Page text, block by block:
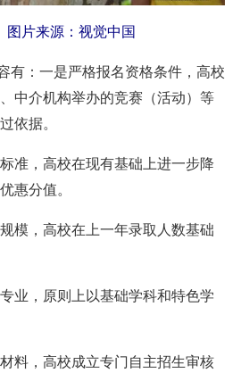
图片来源：视觉中国
：一是严格报名资格条件，高校
中介机构举办的竞赛（活动）等
依据。
，高校在现有基础上进一步降
惠分值。
，高校在上一年录取人数基础
，原则上以基础学科和特色学
，高校成立专门自主招生审核